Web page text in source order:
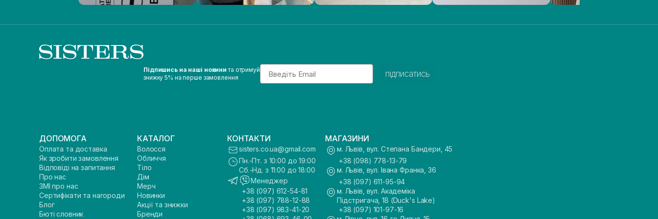
Підпишись на наші новини та отримуй
знижку 5% на перше замовлення
Email
підписатись
ДОПОМОГА
Оплата та доставка
Як зробити замовлення
Відповіді на запитання
Про нас
ЗМІ про нас
Сертифікати та нагороди
Блог
Бюті словник
КАТАЛОГ
Волосся
Обличчя
Тіло
Дім
Мерч
Новинки
Акції та знижки
Бренди
КОНТАКТИ
sisters.co.ua@gmail.com
Пн.-Пт. з 10:00 до 19:00
Сб.-Нд. з 11:00 до 18:00
Менеджер
+38 (097) 612-54-81
+38 (097) 788-12-88
+38 (097) 983-41-20
МАГАЗИНИ
м. Львів, вул. Степана Бандери, 45
+38 (098) 778-13-79
м. Львів, вул. Івана Франка, 36
+38 (097) 611-95-94
м. Львів, вул. Академіка
Підстригача, 1В (Duck's Lake)
+38 (097) 101-97-16